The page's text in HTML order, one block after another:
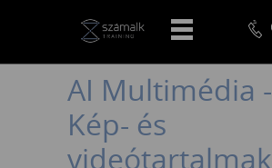
VISSZA
AI Multimédia -
Kép- és
videótartalmak